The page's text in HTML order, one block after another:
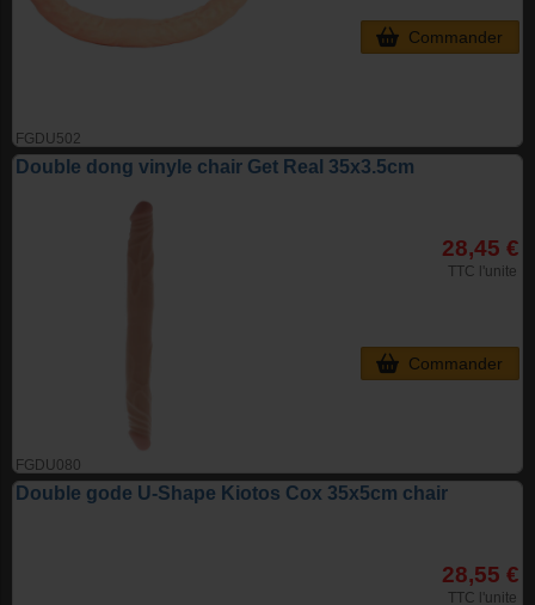
FGDU502
Commander
Double dong vinyle chair Get Real 35x3.5cm
FGDU080
28,45 €
TTC l'unite
Commander
Double gode U-Shape Kiotos Cox 35x5cm chair
28,55 €
TTC l'unite